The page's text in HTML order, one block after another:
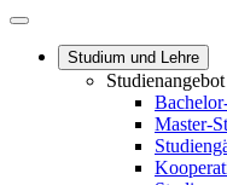
Studium und Lehre
Studienangebot
Master-